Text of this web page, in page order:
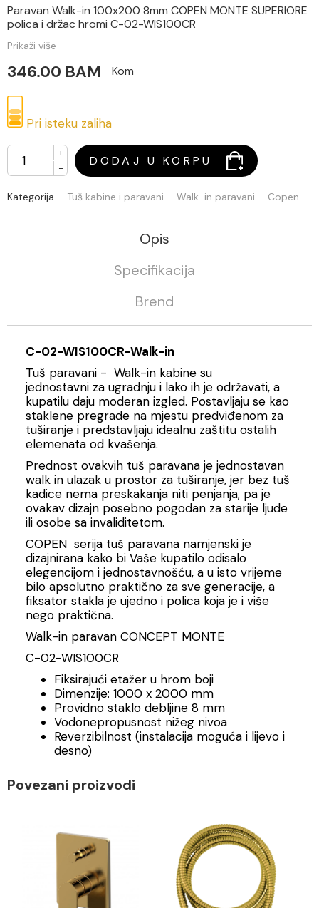
Paravan Walk-in 100x200 8mm COPEN MONTE SUPERIORE
polica i držac hromi C-02-WIS100CR
Prikaži više
346.00 BAM Kom
Pri isteku zaliha
+
-
DODAJ U KORPU
Kategorija Tuš kabine i paravani Walk-in paravani Copen
Opis
Specifikacija
Brend
C-02-WIS100CR-Walk-in
Tuš paravani - Walk-in kabine su
jednostavni za ugradnju i lako ih je održavati, a
kupatilu daju moderan izgled. Postavljaju se kao
staklene pregrade na mjestu predviđenom za
tuširanje i predstavljaju idealnu zaštitu ostalih
elemenata od kvašenja.
Prednost ovakvih tuš paravana je jednostavan
walk in ulazak u prostor za tuširanje, jer bez tuš
kadice nema preskakanja niti penjanja, pa je
ovakav dizajn posebno pogodan za starije ljude
ili osobe sa invaliditetom.
COPEN serija tuš paravana namjenski je
dizajnirana kako bi Vaše kupatilo odisalo
elegencijom i jednostavnošću, a u isto vrijeme
bilo apsolutno praktično za sve generacije, a
fiksator stakla je ujedno i polica koja je i više
nego praktična.
Walk-in paravan CONCEPT MONTE
C-02-WIS100CR
Fiksirajući etažer u hrom boji
Dimenzije: 1000 x 2000 mm
Providno staklo debljine 8 mm
Vodonepropusnost nižeg nivoa
Reverzibilnost (instalacija moguća i lijevo i
desno)
Povezani proizvodi